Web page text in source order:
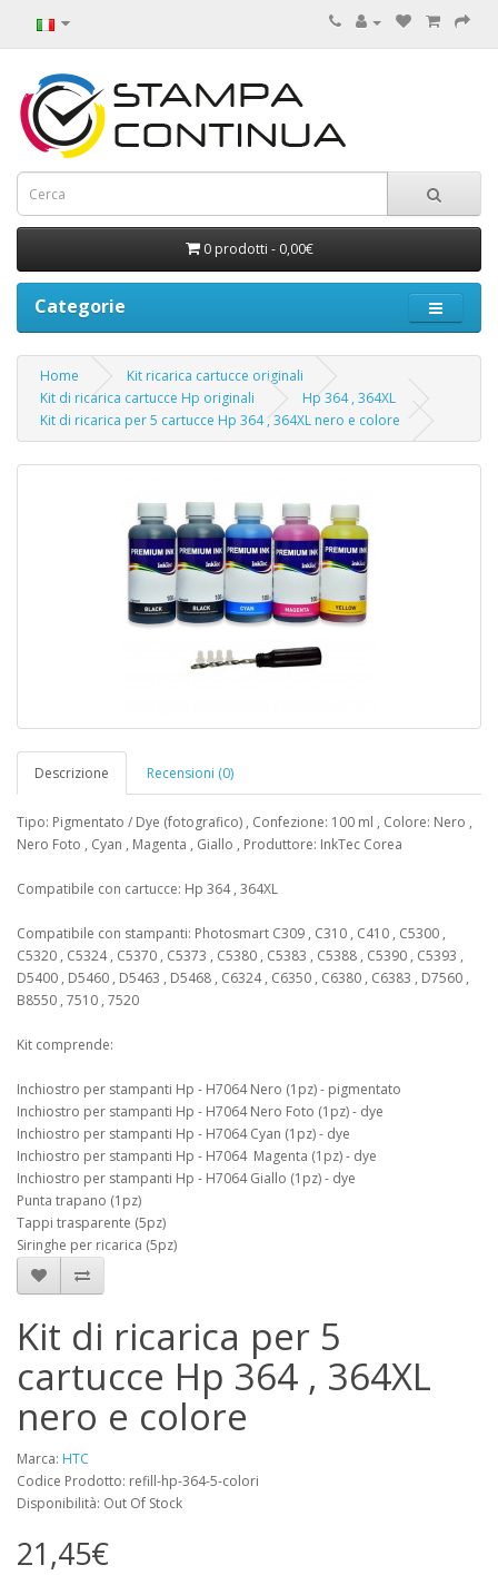
0 prodotti - 0,00€
Categorie
Home
Kit ricarica cartucce originali
Kit di ricarica cartucce Hp originali
Hp 364 , 364XL
Kit di ricarica per 5 cartucce Hp 364 , 364XL nero e colore
Descrizione Recensioni (0)
Tipo: Pigmentato / Dye (fotografico) , Confezione: 100 ml , Colore: Nero ,
Nero Foto , Cyan , Magenta , Giallo , Produttore: InkTec Corea
Compatibile con cartucce: Hp 364 , 364XL
Compatibile con stampanti: Photosmart C309 , C310 , C410 , C5300 ,
C5320 , C5324 , C5370 , C5373 , C5380 , C5383 , C5388 , C5390 , C5393 ,
D5400 , D5460 , D5463 , D5468 , C6324 , C6350 , C6380 , C6383 , D7560 ,
B8550 , 7510 , 7520
Kit comprende:
Inchiostro per stampanti Hp - H7064 Nero (1pz) - pigmentato
Inchiostro per stampanti Hp - H7064 Nero Foto (1pz) - dye
Inchiostro per stampanti Hp - H7064 Cyan (1pz) - dye
Inchiostro per stampanti Hp - H7064 Magenta (1pz) - dye
Inchiostro per stampanti Hp - H7064 Giallo (1pz) - dye
Punta trapano (1pz)
Tappi trasparente (5pz)
Siringhe per ricarica (5pz)
Kit di ricarica per 5
cartucce Hp 364 , 364XL
nero e colore
Marca: HTC
Codice Prodotto: refill-hp-364-5-colori
Disponibilità: Out Of Stock
21,45€